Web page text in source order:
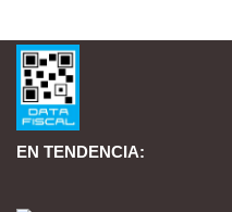
EN TENDENCIA: